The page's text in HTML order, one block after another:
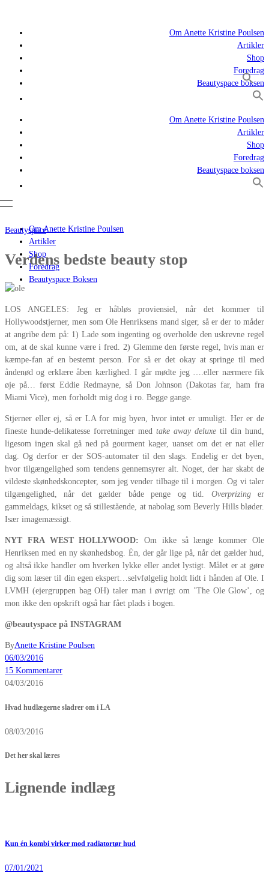
Om Anette Kristine Poulsen
Artikler
Shop
Foredrag
Beautyspace boksen
Om Anette Kristine Poulsen
Artikler
Shop
Foredrag
Beautyspace boksen
Om Anette Kristine Poulsen
Artikler
Shop
Foredrag
Beautyspace Boksen
Beautyspace
Verdens bedste beauty stop
LOS ANGELES: Jeg er håbløs proviensiel, når det kommer til
Hollywoodstjerner, men som Ole Henriksens mand siger, så er der to måder
at angribe dem på: 1) Lade som ingenting og overholde den uskrevne regel
om, at de skal kunne være i fred. 2) Glemme den første regel, hvis man er
kæmpe-fan af en bestemt person. For så er det okay at springe til med
åndenød og erklære åben kærlighed. I går mødte jeg ….eller nærmere fik
øje på… først Eddie Redmayne, så Don Johnson (Dakotas far, ham fra
Miami Vice), men forholdt mig dog i ro. Begge gange.
Stjerner eller ej, så er LA for mig byen, hvor intet er umuligt. Her er de
fineste hunde-delikatesse forretninger med take away deluxe til din hund,
ligesom ingen skal gå ned på gourment kager, uanset om det er nat eller
dag. Og derfor er der SOS-automater til den slags. Endelig er det byen,
hvor tilgængelighed som tendens gennemsyrer alt. Noget, der har skabt de
vildeste skønhedskoncepter, som jeg vender tilbage til i morgen. Og vi taler
tilgængelighed, når det gælder både penge og tid. Overprizinger
gammeldags, kikset og så stillestående, at nabolag som Beverly Hills bløder.
Især imagemæssigt.
NYT FRA WEST HOLLYWOOD: Om ikke så længe kommer Ole
Henriksen med en ny skønhedsbog. Én, der går lige på, når det gælder hud,
og altså ikke handler om hverken lykke eller andet lystigt. Målet er at gøre
dig som læser til din egen ekspert…selvfølgelig holdt lidt i hånden af Ole. I
LVMH (ejergruppen bag OH) taler man i øvrigt om ’The Ole Glow’, og
mon ikke den opskrift også har fået plads i bogen.
@beautyspace på INSTAGRAM
ByAnette Kristine Poulsen
06/03/2016
15 Kommentarer
04/03/2016
Hvad hudlægerne sladrer om i LA
08/03/2016
Det her skal læres
Lignende indlæg
Kun én kombi virker mod radiatortør hud
07/01/2021